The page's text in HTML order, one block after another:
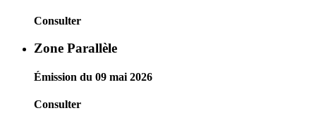
Consulter
Zone Parallèle
Émission du 09 mai 2026
Consulter